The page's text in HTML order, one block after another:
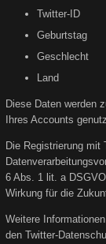
Twitter-ID
Geburtstag
Geschlecht
Land
Diese Daten werden
Ihres Accounts
Die Registrierung mit
6 Abs. 1 lit. a
Wirkung für die
Weitere
den Twitter-